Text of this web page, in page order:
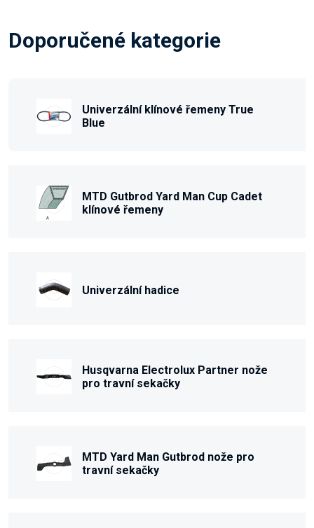
Doporučené kategorie
Univerzální klínové řemeny True
Blue
MTD Gutbrod Yard Man Cup Cadet
klínové řemeny
Univerzální hadice
Husqvarna Electrolux Partner nože
pro travní sekačky
MTD Yard Man Gutbrod nože pro
travní sekačky